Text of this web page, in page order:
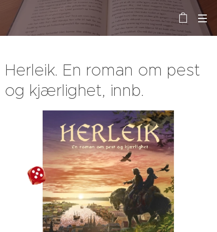
Herleik. En roman om pest
og kjærlighet, innb.